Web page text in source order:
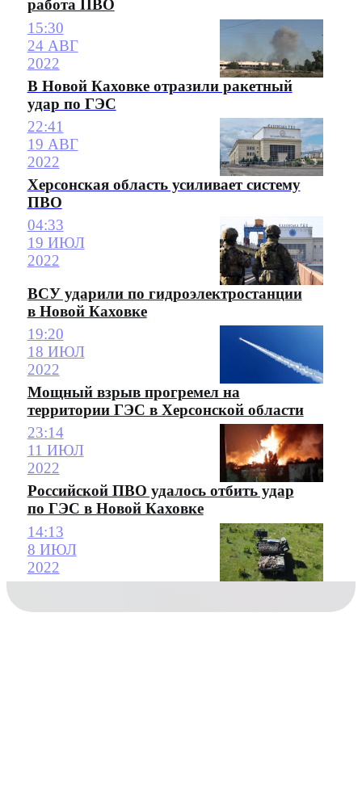
работа ПВО
15:30
24 АВГ
2022
В Новой Каховке отразили ракетный
удар по ГЭС
22:41
19 АВГ
2022
Херсонская область усиливает систему
ПВО
04:33
19 ИЮЛ
2022
ВСУ ударили по гидроэлектростанции
в Новой Каховке
19:20
18 ИЮЛ
2022
Мощный взрыв прогремел на
территории ГЭС в Херсонской области
23:14
11 ИЮЛ
2022
Российской ПВО удалось отбить удар
по ГЭС в Новой Каховке
14:13
8 ИЮЛ
2022